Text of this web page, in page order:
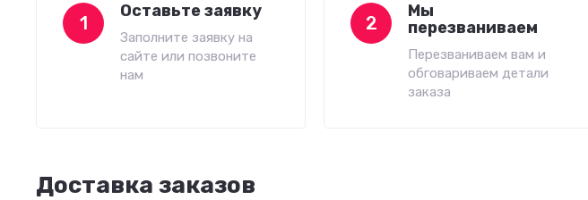
1
Оставьте заявку
Заполните заявку на
сайте или позвоните
нам
2
Мы
перезваниваем
Перезваниваем вам и
обговариваем детали
заказа
Доставка заказов